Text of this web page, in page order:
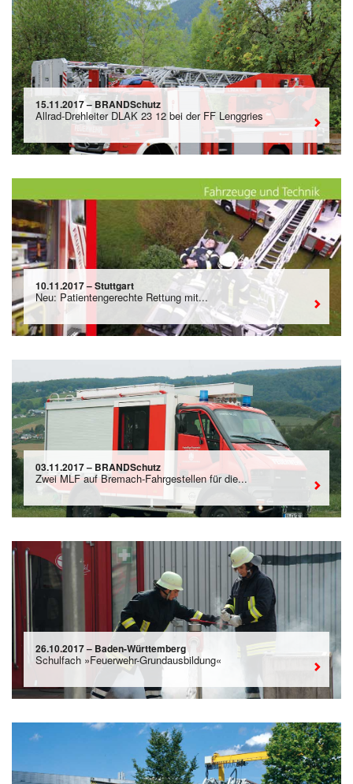
15.11.2017 – BRANDSchutz
Allrad-Drehleiter DLAK 23 12 bei der FF Lenggries
10.11.2017 – Stuttgart
Neu: Patientengerechte Rettung mit...
03.11.2017 – BRANDSchutz
Zwei MLF auf Bremach-Fahrgestellen für die...
26.10.2017 – Baden-Württemberg
Schulfach »Feuerwehr-Grundausbildung«